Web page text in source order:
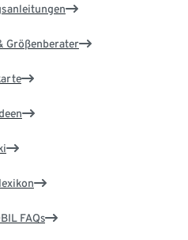
Größenberater
FAQs